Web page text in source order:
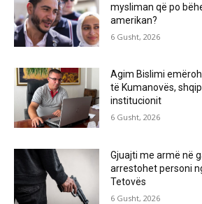
mysliman që po
amerikan?
6 Gusht, 2026
Agim Bislimi
të Kumanovës,
institucionit
6 Gusht, 2026
Gjuajti me armë në
arrestohet personi
Tetovës
6 Gusht, 2026